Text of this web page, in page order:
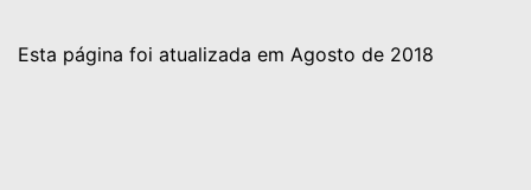
Esta página foi atualizada em Agosto de 2018